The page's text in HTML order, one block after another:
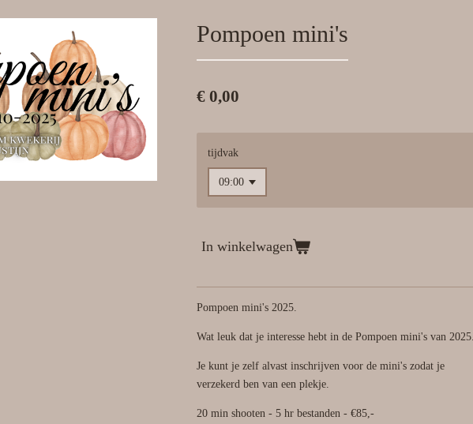
Pompoen mini's
€ 0,00
tijdvak
In winkelwagen
Pompoen mini's 2025.
Wat leuk dat je interesse hebt in de Pompoen mini's van 2025.
Je kunt je zelf alvast inschrijven voor de mini's zodat je
verzekerd ben van een plekje.
20 min shooten - 5 hr bestanden - €85,-